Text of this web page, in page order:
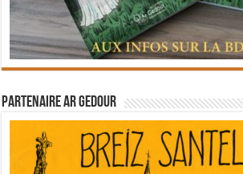
Partenaire Ar Gedour